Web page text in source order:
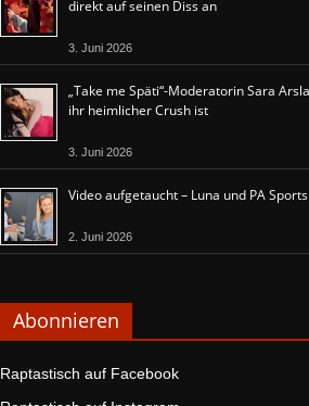
direkt auf seinen Diss an
3. Juni 2026
„Take me Späti“-Moderatorin Sara
ihr heimlicher Crush ist
3. Juni 2026
Video aufgetaucht – Luna und PA
2. Juni 2026
Abonnieren
Raptastisch auf Facebook